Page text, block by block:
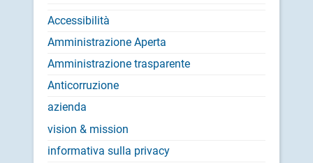
Accessibilità
Amministrazione Aperta
Amministrazione trasparente
Anticorruzione
azienda
vision & mission
informativa sulla privacy